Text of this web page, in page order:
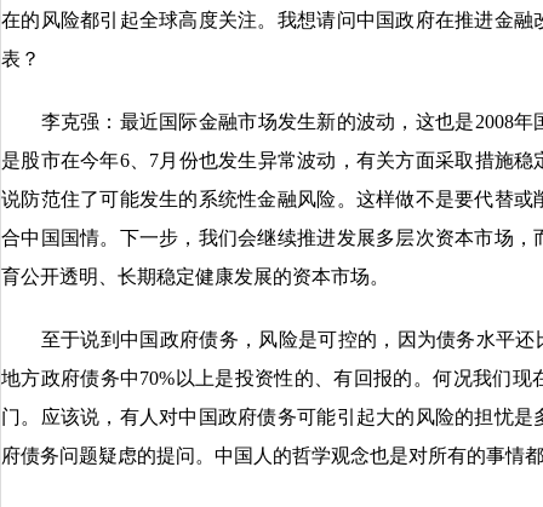
在的风险都引起全球高度关注。我想请问中国政府在推进金
表？
李克强：最近国际金融市场发生新的波动，这也是2008年
是股市在今年6、7月份也发生异常波动，有关方面采取措施
说防范住了可能发生的系统性金融风险。这样做不是要代替
合中国国情。下一步，我们会继续推进发展多层次资本市场
育公开透明、长期稳定健康发展的资本市场。
至于说到中国政府债务，风险是可控的，因为债务水平还
地方政府债务中70%以上是投资性的、有回报的。何况我们
门。应该说，有人对中国政府债务可能引起大的风险的担忧
府债务问题疑虑的提问。中国人的哲学观念也是对所有的事情